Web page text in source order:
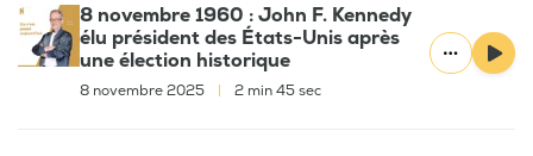
8 novembre 1960 : John F. Kennedy
élu président des États-Unis après
une élection historique
8 novembre 2025 2 min 45 sec